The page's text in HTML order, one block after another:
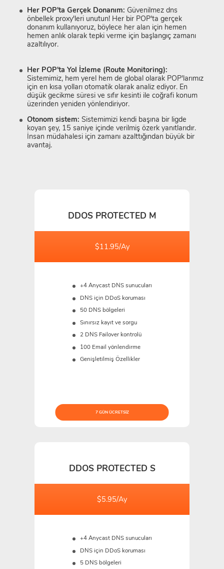
Her POP'ta Gerçek Donanım: Güvenilmez dns
önbellek proxy'leri unutun! Her bir POP'ta gerçek
donanım kullanıyoruz, böylece her alan için hemen
hemen anlık olarak tepki verme için başlangıç ​​zamanı
azaltılıyor.
Her POP'ta Yol İzleme (Route Monitoring):
Sistemimiz, hem yerel hem de global olarak POP'larımız
için en kısa yolları otomatik olarak analiz ediyor. En
düşük gecikme süresi ve sıfır kesinti ile coğrafi konum
üzerinden yeniden yönlendiriyor.
Otonom sistem: Sistemimizi kendi başına bir ligde
koyan şey, 15 saniye içinde verilmiş özerk yanıtlarıdır.
İnsan müdahalesi için zamanı azalttığından büyük bir
avantaj.
DDOS PROTECTED M
$11.95/Ay
+4 Anycast DNS sunucuları
DNS için DDoS koruması
50 DNS bölgeleri
Sınırsız kayıt ve sorgu
2 DNS Failover kontrolü
100 Email yönlendirme
Genişletilmiş Özellikler
7 GÜN ÜCRETSIZ
DDOS PROTECTED S
$5.95/Ay
+4 Anycast DNS sunucuları
DNS için DDoS koruması
5 DNS bölgeleri